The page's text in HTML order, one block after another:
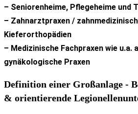
– Seniorenheime, Pflegeheime und
– Zahnarztpraxen /
Kieferorthopädien
– Medizinische Fachpraxen wie u.a.
gynäkologische Praxen
Definition einer Großanlage -
& orientierende